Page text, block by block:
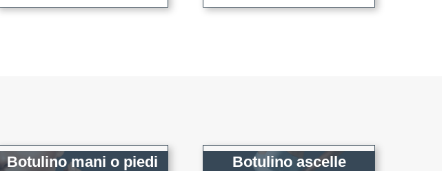
Botulino mani o piedi Botulino ascelle